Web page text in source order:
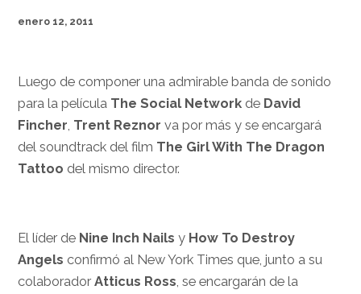
enero 12, 2011
Luego de componer una admirable banda de sonido
para la película The Social Network de David
Fincher, Trent Reznor va por más y se encargará
del soundtrack del film The Girl With The Dragon
Tattoo del mismo director.
El líder de Nine Inch Nails y How To Destroy
Angels confirmó al New York Times que, junto a su
colaboradorAtticus Ross, se encargarán de la